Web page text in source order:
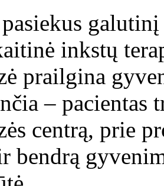
inkstų
prailgina
–
centrą, prie
bendrą